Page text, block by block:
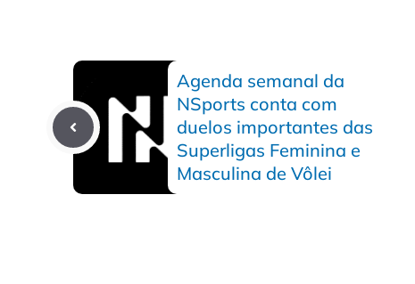
Agenda semanal da
NSports conta com
duelos importantes das
Superligas Feminina e
Masculina de Vôlei